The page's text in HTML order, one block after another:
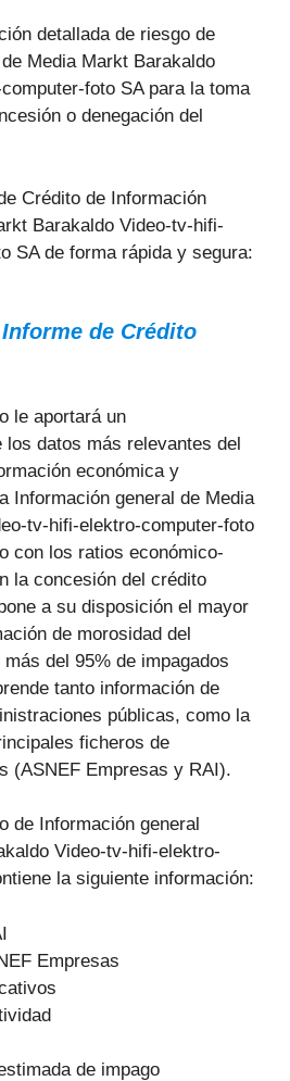
detallada de riesgo de
Media Markt Barakaldo
foto SA para la toma
o denegación del
Crédito de Información
Barakaldo Video-tv-hifi-
SA de forma rápida y segura:
de Crédito
le aportará un
los datos más relevantes del
económica y
Información general de Media
tv-hifi-elektro-computer-foto
con los ratios económico-
la concesión del crédito
a su disposición el mayor
de morosidad del
del 95% de impagados
tanto información de
públicas, como la
ficheros de
(ASNEF Empresas y RAI).
de Información general
Video-tv-hifi-elektro-
la siguiente información:
Empresas
de impago